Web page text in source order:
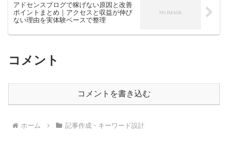
アドセンスブログで稼げない原因と改善
ポイントまとめ｜アクセスと収益が伸び
ない理由を実体験ベースで整理
コメント
コメントを書き込む
ホーム 記事作成・キーワード設計